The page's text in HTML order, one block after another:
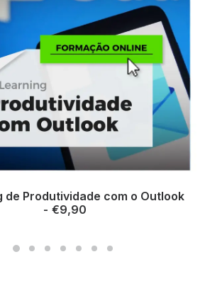
ADICIONAR
de Produtividade com o Outlook
€9,90